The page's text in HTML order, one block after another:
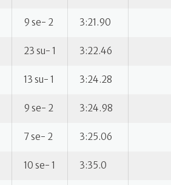
9 se- 2 3:21.90
23 su- 1 3:22.46
13 su- 1 3:24.28
9 se- 2 3:24.98
7 se- 2 3:25.06
10 se- 1 3:35.0